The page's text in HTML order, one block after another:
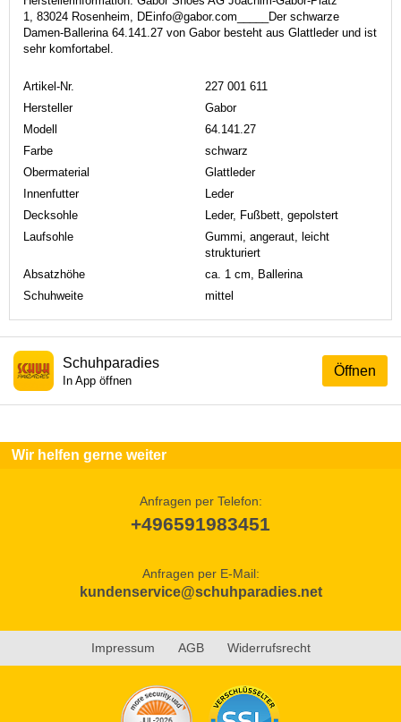
1, 83024 Rosenheim, DEinfo@gabor.com_____Der schwarze
Damen-Ballerina 64.141.27 von Gabor besteht aus Glattleder und ist
sehr komfortabel.
Artikel-Nr.
227 001 611
Hersteller
Gabor
Modell
64.141.27
Farbe
schwarz
Obermaterial
Glattleder
Innenfutter
Leder
Decksohle
Leder, Fußbett, gepolstert
Laufsohle
Gummi, angeraut, leicht
strukturiert
Absatzhöhe
ca. 1 cm, Ballerina
Schuhweite
mittel
Öffnen
Schuhparadies
In App öffnen
Wir helfen gerne weiter
Anfragen per Telefon:
+496591983451
Anfragen per E-Mail:
kundenservice@schuhparadies.net
Impressum AGB Widerrufsrecht